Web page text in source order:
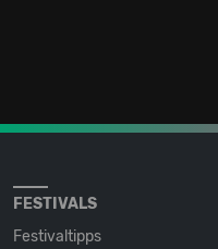
FESTIVALS
Festivaltipps